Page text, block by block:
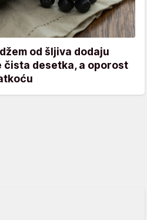
od šljiva dodaju
čista desetka, a oporost